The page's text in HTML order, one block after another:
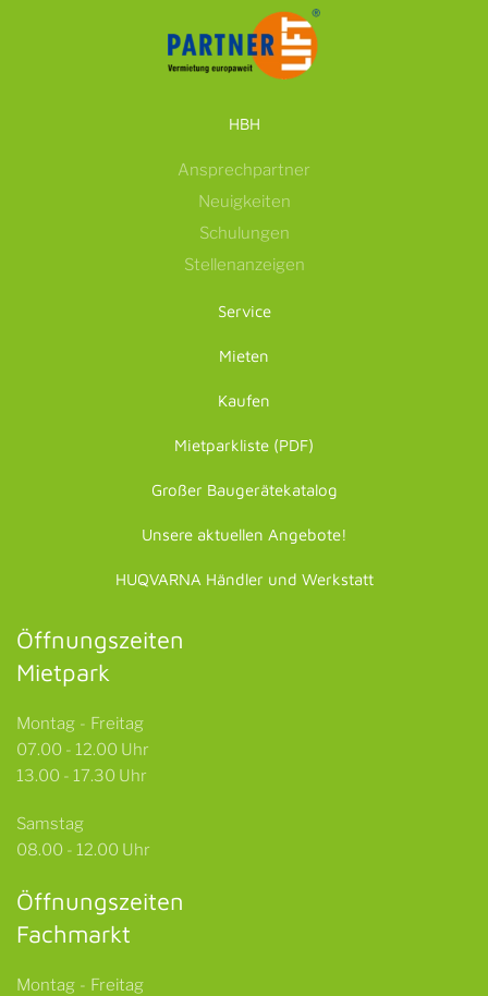
HBH
Ansprechpartner
Neuigkeiten
Schulungen
Stellenanzeigen
Service
Mieten
Kaufen
Mietparkliste (PDF)
Großer Baugerätekatalog
Unsere aktuellen Angebote!
HUQVARNA Händler und Werkstatt
Öffnungszeiten
Mietpark
Montag - Freitag
07.00 - 12.00 Uhr
13.00 - 17.30 Uhr
Samstag
08.00 - 12.00 Uhr
Öffnungszeiten
Fachmarkt
Montag - Freitag